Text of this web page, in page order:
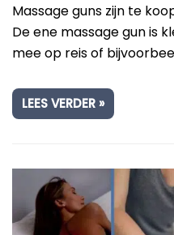
Massage guns zijn te
De ene massage gun is
mee op reis of
LEES VERDER »